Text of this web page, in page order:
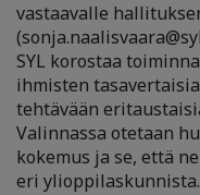
vastaavalle
SYL korostaa
ihmisten
tehtävään
Valinnassa otetaan
kokemus ja se, että
eri ylioppilaskunnista.